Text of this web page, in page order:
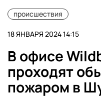
происшествия
18 ЯНВАРЯ 2024 14:15
В офисе
проходят
пожаром в